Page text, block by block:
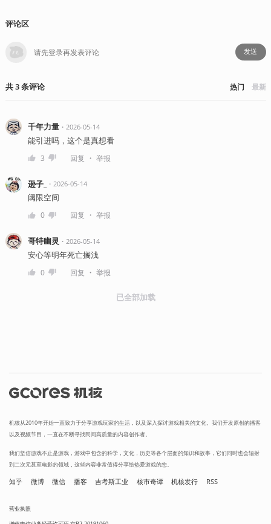
评论区
发送
共3条评论 热门 最新
千年力量・ 2026-05-14
能引进吗，这个是真想看
3 回复 ・ 举报
逊子_ ・ 2026-05-14
阈限空间
0 回复 ・ 举报
哥特幽灵 ・ 2026-05-14
安心等明年死亡搁浅
0 回复 ・ 举报
已全部加载
机核从2010年开始一直致力于分享游戏玩家的生活，以及深入探讨游戏相关的文化。我们开发原创的播客
以及视频节目，一直在不断寻找民间高质量的内容创作者。
我们坚信游戏不止是游戏，游戏中包含的科学，文化，历史等各个层面的知识和故事，它们同时也会辐射
到二次元甚至电影的领域，这些内容非常值得分享给热爱游戏的您。
知乎 微博 微信 播客 吉考斯工业 核市奇谭 机核发行 RSS
营业执照